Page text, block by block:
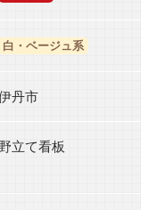
白・ベージュ系
丹市
野立て看板